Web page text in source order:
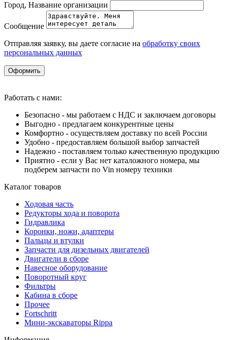
Город, Название организации
Сообщение
Отправляя заявку, вы даете согласие на обработку своих
персональных данных
Оформить
Работать с нами:
Безопасно - мы работаем с НДС и заключаем договоры
Выгодно - предлагаем конкурентные цены
Комфортно - осуществляем доставку по всей России
Удобно - предоставляем большой выбор запчастей
Надежно - поставляем только качественную продукцию
Приятно - если у Вас нет каталожного номера, мы
подберем запчасти по Vin номеру техники
Каталог товаров
Ходовая часть
Редукторы хода и поворота
Гидравлика
Коронки, ножи, адаптеры
Пальцы и втулки
Запчасти для дизельных двигателей
Двигатели в сборе
Навесное оборудование
Поворотный круг
Фильтры
Кабина в сборе
Прочее
Fortschritt
Мини-экскаваторы Rippa